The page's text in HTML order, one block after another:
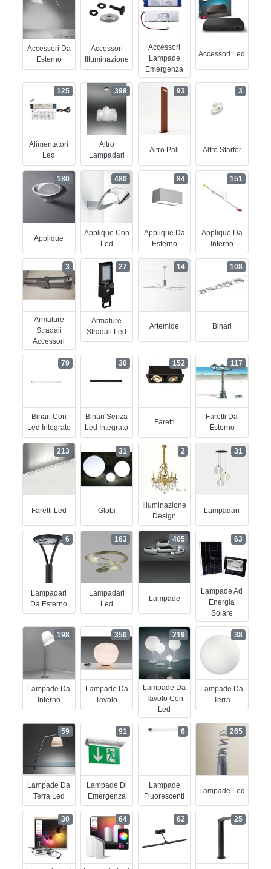
Accessori Da
Esterno
Accessori
Illuminazione
Accessori
Lampade
Emergenza
Accessori Led
Alimentatori
Led
125
Altro
Lampadari
398
Altro Pali
93
Altro Starter
3
Applique
180
Applique Con
Led
480
Applique Da
Esterno
84
Applique Da
Interno
151
Armature
Stradali
Accessori
3
Armature
Stradali Led
27
Artemide
14
Binari
108
Binari Con
Led Integrato
79
Binari Senza
Led Integrato
30
Faretti
152
Faretti Da
Esterno
117
Faretti Led
213
Globi
31
Illuminazione
Design
2
Lampadari
31
Lampadari
Da Esterno
6
Lampadari
Led
163
Lampade
405
Lampade Ad
Energia
Solare
63
Lampade Da
Interno
198
Lampade Da
Tavolo
350
Lampade Da
Tavolo Con
Led
219
Lampade Da
Terra
38
Lampade Da
Terra Led
59
Lampade Di
Emergenza
91
Lampade
Fluorescenti
6
Lampade Led
265
30 64 62 25